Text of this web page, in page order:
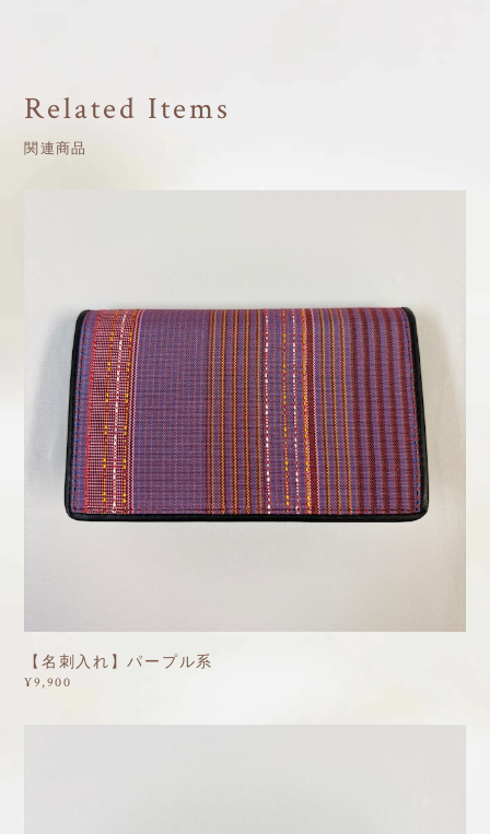
Related Items
関連商品
【名刺入れ】パープル系
¥9,900